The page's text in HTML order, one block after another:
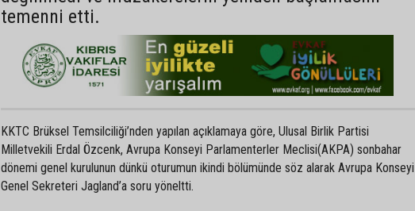
temenni etti.
KKTC Brüksel Temsilciliği’nden yapılan açıklamaya göre, Ulusal Birlik Partisi
Milletvekili Erdal Özcenk, Avrupa Konseyi Parlamenterler Meclisi(AKPA) sonbahar
dönemi genel kurulunun dünkü oturumun ikindi bölümünde söz alarak Avrupa Konseyi
Genel Sekreteri Jagland’a soru yöneltti.